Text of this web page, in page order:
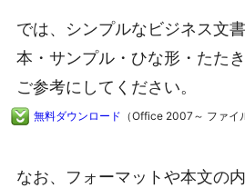
では、シンプルなビジネス文
本・サンプル・ひな形・たた
ご参考にしてください。
無料ダウンロード （Office 2007～ ファイ
なお、フォーマットや本文の